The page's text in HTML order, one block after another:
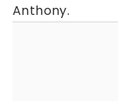
Anthony.